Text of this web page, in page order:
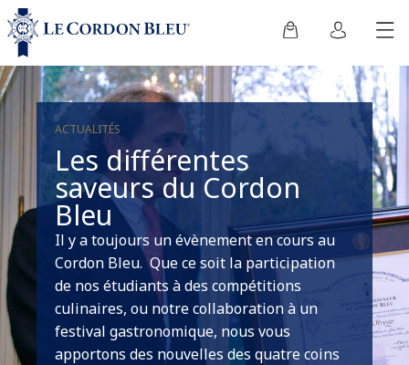
ACTUALITÉS
Les différentes
saveurs du Cordon
Bleu
Il y a toujours un évènement en cours au
Cordon Bleu. Que ce soit la participation
de nos étudiants à des compétitions
culinaires, ou notre collaboration à un
festival gastronomique, nous vous
apportons des nouvelles des quatre coins